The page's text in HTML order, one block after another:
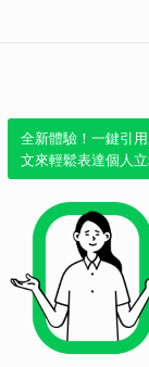
全新體驗！一鍵引
文來輕鬆表達個人立